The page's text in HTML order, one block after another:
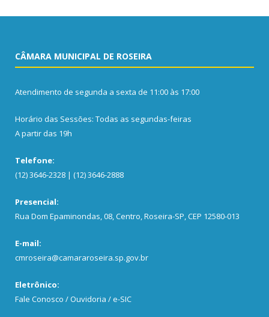
CÂMARA MUNICIPAL DE ROSEIRA
Atendimento de segunda a sexta de 11:00 às 17:00
Horário das Sessões: Todas as segundas-feiras
A partir das 19h
Telefone:
(12) 3646-2328 | (12) 3646-2888
Presencial:
Rua Dom Epaminondas, 08, Centro, Roseira-SP, CEP 12580-013
E-mail:
cmroseira@camararoseira.sp.gov.br
Eletrônico:
Fale Conosco / Ouvidoria / e-SIC